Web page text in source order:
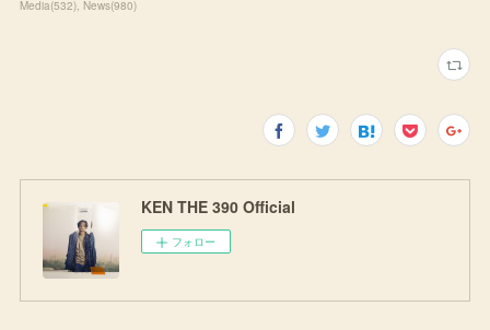
Media(532) News(980)
KEN THE 390 Official
フォロー